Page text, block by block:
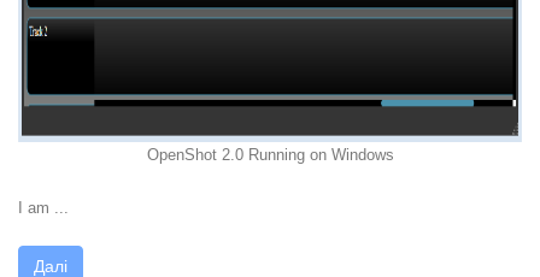
OpenShot 2.0 Running on Windows
I am ...
Далі